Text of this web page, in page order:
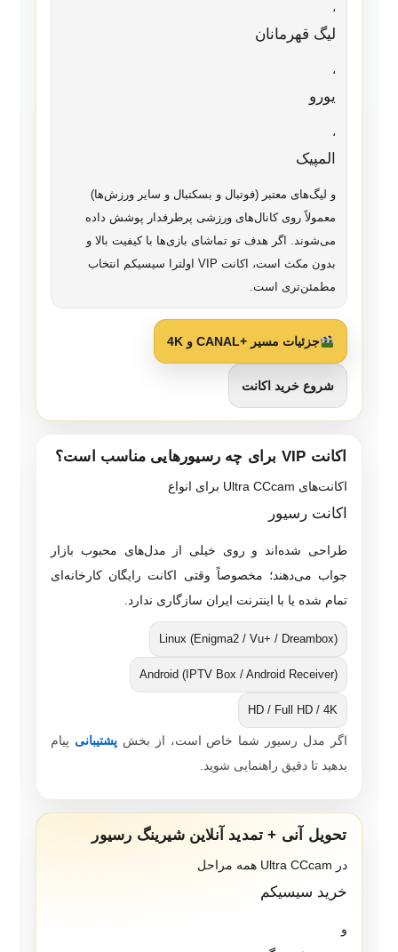
،
لیگ قهرمانان
،
یورو
،
المپیک
و لیگ‌های معتبر (فوتبال و بسکتبال و سایر ورزش‌ها)
معمولاً روی کانال‌های ورزشی پرطرفدار پوشش داده
می‌شوند. اگر هدف تو تماشای بازی‌ها با کیفیت بالا و
بدون مکث است، اکانت VIP اولترا سیسیکم انتخاب
مطمئن‌تری است.
جزئیات مسیر +CANAL و 4K
شروع خرید اکانت
اکانت VIP برای چه رسیورهایی مناسب است؟
اکانت‌های Ultra CCcam برای انواع
اکانت رسیور
طراحی شده‌اند و روی خیلی از مدل‌های محبوب بازار
جواب می‌دهند؛ مخصوصاً وقتی اکانت رایگان کارخانه‌ای
تمام شده یا با اینترنت ایران سازگاری ندارد.
Linux (Enigma2 / Vu+ / Dreambox)
Android (IPTV Box / Android Receiver)
HD / Full HD / 4K
اگر مدل رسیور شما خاص است، از بخش پشتیبانی پیام
بدهید تا دقیق راهنمایی شوید.
تحویل آنی + تمدید آنلاین شیرینگ رسیور
در Ultra CCcam همه مراحل
خرید سیسیکم
و